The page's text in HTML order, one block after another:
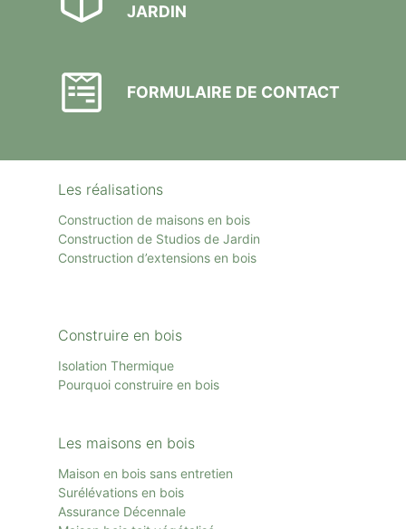
JARDIN
FORMULAIRE DE CONTACT
Les réalisations
Construction de maisons en bois
Construction de Studios de Jardin
Construction d’extensions en bois
Construire en bois
Isolation Thermique
Pourquoi construire en bois
Les maisons en bois
Maison en bois sans entretien
Surélévations en bois
Assurance Décennale